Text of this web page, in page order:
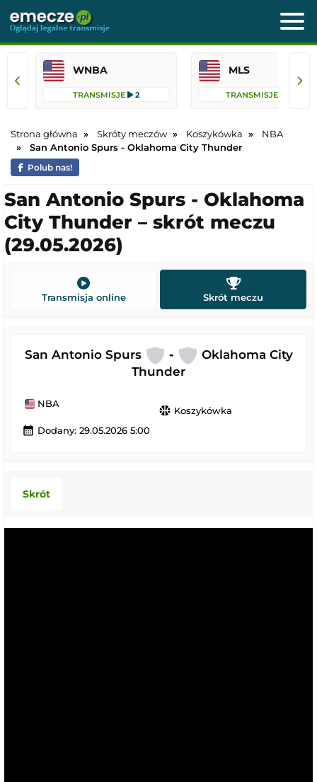
WNBA
TRANSMISJE 2
MLS
TRANSMISJE
Strona główna Skróty meczów Koszykówka
NBA
San Antonio Spurs - Oklahoma City Thunder
Polub nas!
San Antonio Spurs - Oklahoma
City Thunder – skrót meczu
(29.05.2026)
Transmisja online Skrót meczu
San Antonio Spurs -
Oklahoma City
Thunder
NBA
sports_basketball Koszykówka
calendar_month Dodany: 29.05.2026 5:00
Skrót